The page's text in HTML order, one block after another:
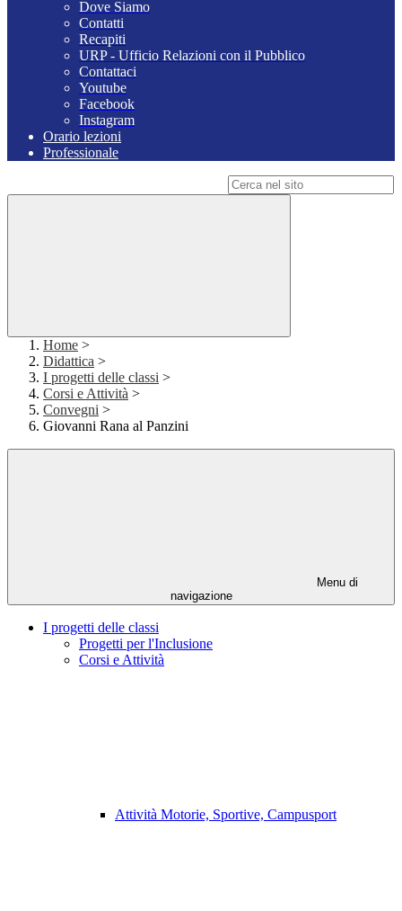
Dove Siamo
Contatti
Recapiti
URP - Ufficio Relazioni con il Pubblico
Contattaci
Youtube
Facebook
Instagram
Orario lezioni
Professionale
Home >
Didattica >
I progetti delle classi >
Corsi e Attività >
Convegni >
Giovanni Rana al Panzini
Menu di
navigazione
I progetti delle classi
Progetti per l'Inclusione
Corsi e Attività
Attività Motorie, Sportive, Campusport